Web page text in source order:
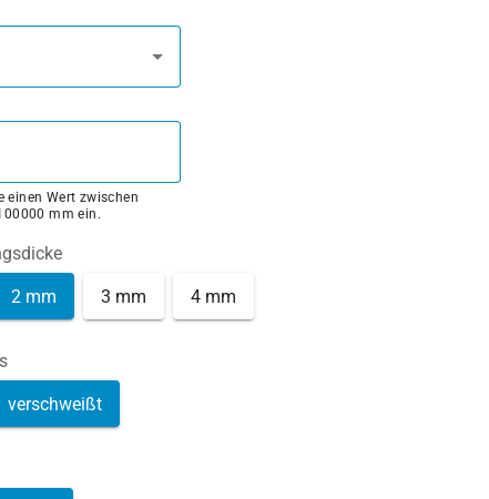
einen Wert zwischen
mm ein.
2 mm 3 mm 4 mm
verschweißt